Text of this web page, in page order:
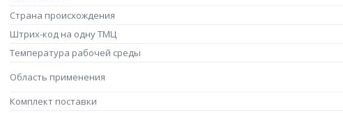
Страна происхождения
Штрих-код на одну ТМЦ
Температура рабочей среды
Область применения
Комплект поставки